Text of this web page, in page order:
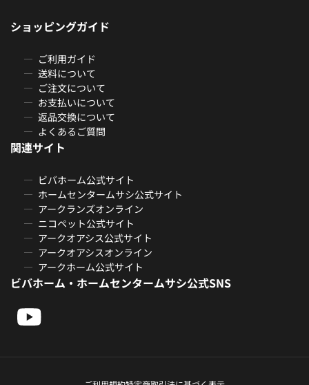
ショッピングガイド
ご利用ガイド
送料について
ご注文について
お支払いについて
返品交換について
よくあるご質問
関連サイト
ビバホーム公式サイト
ホームセンタームサシ公式サイト
アークランズオンライン
ニコペット公式サイト
アークオアシス公式サイト
アークオアシスオンライン
アークホーム公式サイト
ビバホーム・ホームセンタームサシ公式SNS